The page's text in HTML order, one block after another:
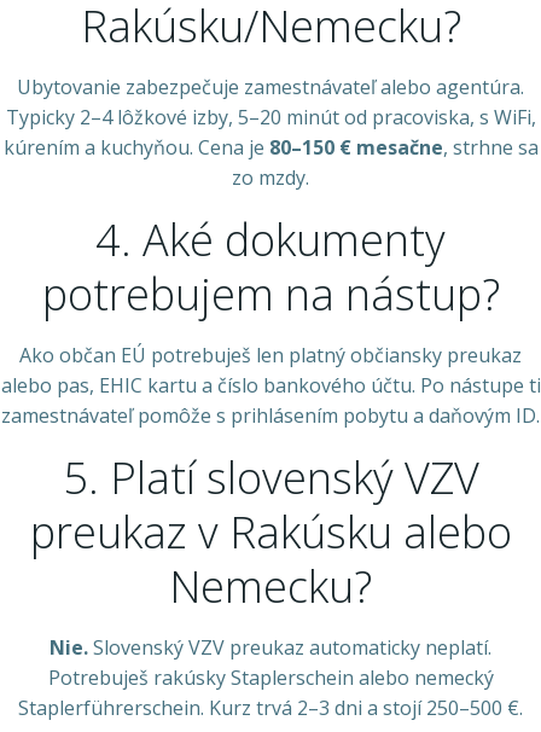
Rakúsku/Nemecku?
Ubytovanie zabezpečuje zamestnávateľ alebo agentúra.
Typicky 2–4 lôžkové izby, 5–20 minút od pracoviska, s WiFi,
kúrením a kuchyňou. Cena je 80–150 € mesačne, strhne sa
zo mzdy.
4. Aké dokumenty
potrebujem na nástup?
Ako občan EÚ potrebuješ len platný občiansky preukaz
alebo pas, EHIC kartu a číslo bankového účtu. Po nástupe ti
zamestnávateľ pomôže s prihlásením pobytu a daňovým ID.
5. Platí slovenský VZV
preukaz v Rakúsku alebo
Nemecku?
Nie.Slovenský VZV preukaz automaticky neplatí.
Potrebuješ rakúsky Staplerschein alebo nemecký
Staplerführerschein. Kurz trvá 2–3 dni a stojí 250–500 €.